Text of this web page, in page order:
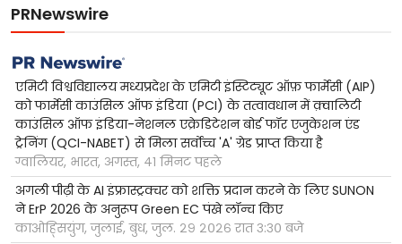
PRNewswire
एमिटी विश्वविद्यालय मध्यप्रदेश के एमिटी इंस्टिट्यूट ऑफ़ फार्मेसी (AIP)
को फार्मेसी काउंसिल ऑफ इंडिया (PCI) के तत्वावधान में क़्वालिटी
काउंसिल ऑफ इंडिया-नेशनल एक्रेडिटेशन बोर्ड फॉर एजुकेशन एंड
ट्रेनिंग (QCI-NABET) से मिला सर्वोच्च 'A' ग्रेड प्राप्त किया है
ग्वालियर, भारत, अगस्त, ४१ मिनट पहले
अगली पीढ़ी के AI इंफ्रास्ट्रक्चर को शक्ति प्रदान करने के लिए SUNON
ने ErP 2026 के अनुरूप Green EC पंखे लॉन्च किए
काओह्सियुंग, जुलाई, बुध, जुल. २९ २०२६ रात ३:३० बजे